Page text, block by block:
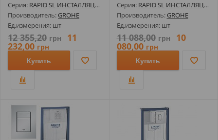
Серия: RAPID SL ИНСТАЛЛЯЦИИ И КОМПЛЕКТЫ
Производитель: GROHE
Ед.измерения: шт
12 355,20 грн 11
232,00 грн
Купить
Серия: RAPID SL ИНСТАЛЛЯЦИИ И КОМПЛЕКТЫ
Производитель: GROHE
Ед.измерения: шт
11 088,00 грн 10
080,00 грн
Купить